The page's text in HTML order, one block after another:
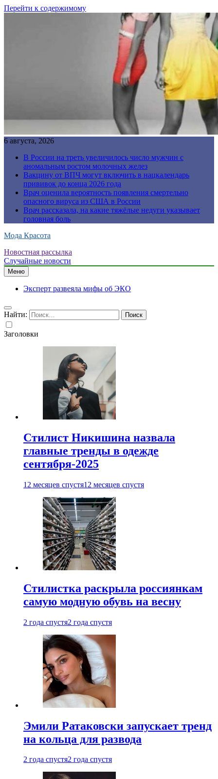
Перейти к содержимому
6 августа, 2026
В России на треть увеличилось число мужчин с
аномальным ростом молочных желез
Вакцину от ВПЧ могут включить в нацкалендарь
прививок до конца 2026 года
Врач оценила вероятность появления смертельно
опасного вируса из США в России
Врач рассказала, на какие тяжёлые недуги указывает
головная боль
Мода Красота
Новостная рассылка
Случайные новости
Меню
Эксперт развеяла мифы об ЭКО
Найти:
Заголовки
Стилист Никишина назвала
главные тренды в одежде
сентября-2025
12 месяцев спустя12 месяцев спустя
Стилистка раскрыла россиянкам
самую модную обувь на весну
2 года спустя2 года спустя
Эмили Ратаковски запускает тренд
на кольца для развода
2 года спустя2 года спустя